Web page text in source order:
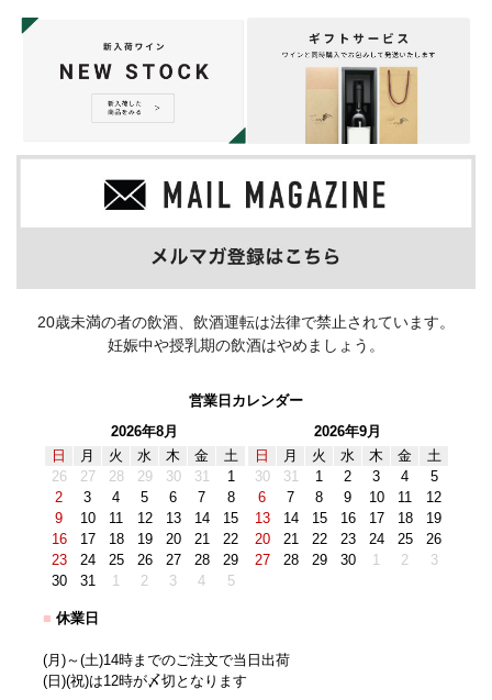
20歳未満の者の飲酒、飲酒運転は法律で禁止されています。
妊娠中や授乳期の飲酒はやめましょう。
営業日カレンダー
2026年8月
日
月 火 水 木 金
土
26
27 28 29 30 31
1
2
3 4 5 6 7
8
9
10 11 12 13 14
15
16
17 18 19 20 21
22
23
24 25 26 27 28
29
30
31 1 2 3 4 5
2026年9月
日
月 火 水 木 金
土
30
31 1 2 3 4
5
6
7 8 9 10 11
12
13
14 15 16 17 18
19
20
21 22 23 24 25
26
27
28 29 30 1 2 3
■ 休業日
(月)～(土)14時までのご注文で当日出荷
(日)(祝)は12時が〆切となります